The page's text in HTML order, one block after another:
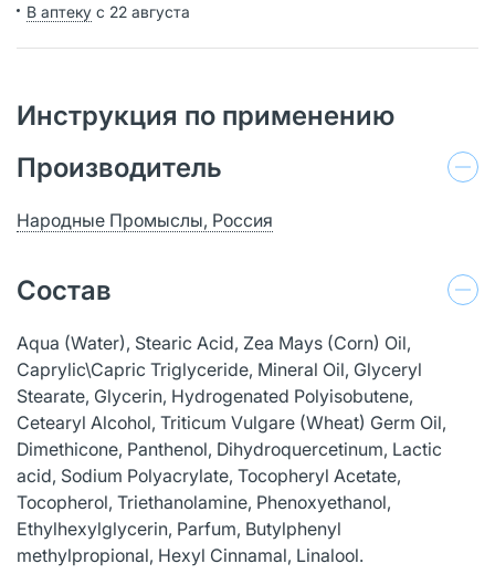
В аптеку с 22 августа
Инструкция по применению
Производитель
Народные Промыслы, Россия
Состав
Aqua (Water), Stearic Acid, Zea Mays (Corn) Oil,
Caprylic\Capric Triglyceride, Mineral Oil, Glyceryl
Stearate, Glycerin, Hydrogenated Polyisobutene,
Cetearyl Alcohol, Triticum Vulgare (Wheat) Germ Oil,
Dimethicone, Panthenol, Dihydroquercetinum, Lactic
acid, Sodium Polyacrylate, Tocopheryl Acetate,
Tocopherol, Triethanolamine, Phenoxyethanol,
Ethylhexylglycerin, Parfum, Butylphenyl
methylpropional, Hexyl Cinnamal, Linalool.